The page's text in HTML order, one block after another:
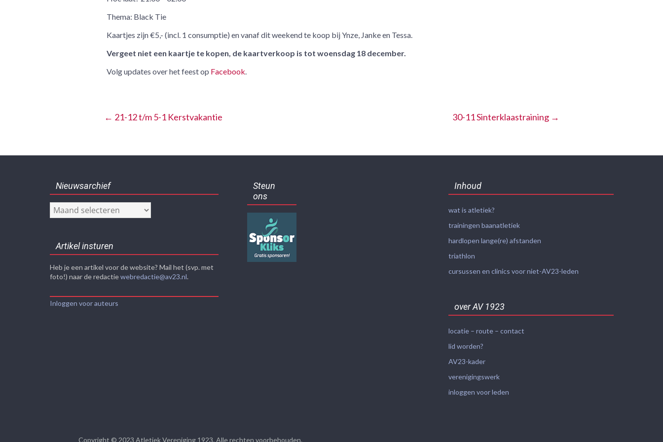
Thema: Black Tie
Kaartjes zijn €5,- (incl. 1 consumptie) en vanaf dit weekend te koop bij Ynze, Janke en Tessa.
Vergeet niet een kaartje te kopen, de kaartverkoop is tot woensdag 18 december.
Volg updates over het feest op Facebook.
← 21-12 t/m 5-1 Kerstvakantie 30-11 Sinterklaastraining →
Nieuwsarchief
Nieuwsarchief
Artikel insturen
Heb je een artikel voor de website? Mail het (svp. met
foto!) naar de redactiewebredactie@av23.nl.
Inloggen voor auteurs
Steun
ons
Inhoud
wat is atletiek?
trainingen baanatletiek
hardlopen lange(re) afstanden
triathlon
cursussen en clinics voor niet-AV23-leden
over AV 1923
locatie – route – contact
lid worden?
AV23-kader
verenigingswerk
inloggen voor leden
Copyright © 2023Atletiek Vereniging 1923. Alle rechten voorbehouden.